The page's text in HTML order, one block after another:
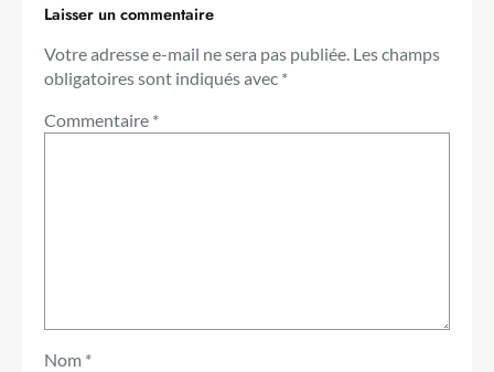
Laisser un commentaire
Votre adresse e-mail ne sera pas publiée. Les champs
obligatoires sont indiqués avec *
Commentaire *
Nom *